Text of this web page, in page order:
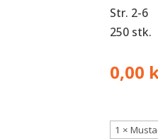
Str. 2-6
250 stk.
0,00